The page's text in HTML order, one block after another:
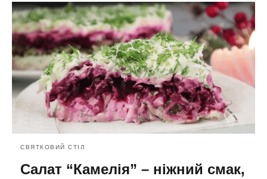
СВЯТКОВИЙ СТІЛ
Салат “Камелія” – ніжний смак,